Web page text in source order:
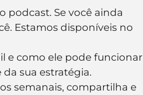
podcast. Se você ainda
Estamos disponíveis no
e como ele pode funcionar
sua estratégia.
semanais, compartilha e